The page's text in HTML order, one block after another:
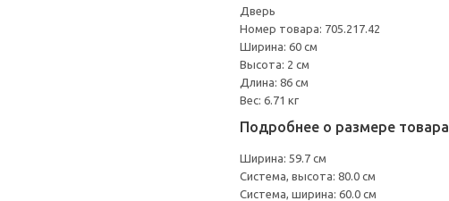
Дверь
Номер товара: 705.217.42
Ширина: 60 см
Высота: 2 см
Длина: 86 см
Вес: 6.71 кг
Подробнее о размере товара
Ширина: 59.7 см
Система, высота: 80.0 см
Система, ширина: 60.0 см